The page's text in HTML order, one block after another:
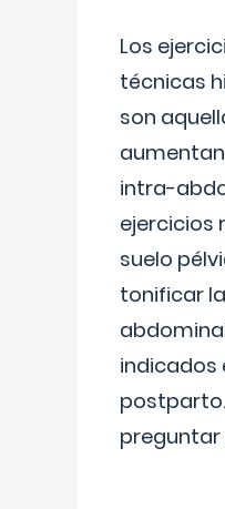
Los
técnicas
son
intra-
ejercicios
suelo
tonificar
indicados